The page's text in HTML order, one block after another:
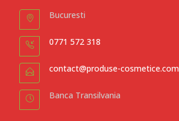
Bucuresti
0771 572 318
contact@produse-cosmetice.com
Banca Transilvania